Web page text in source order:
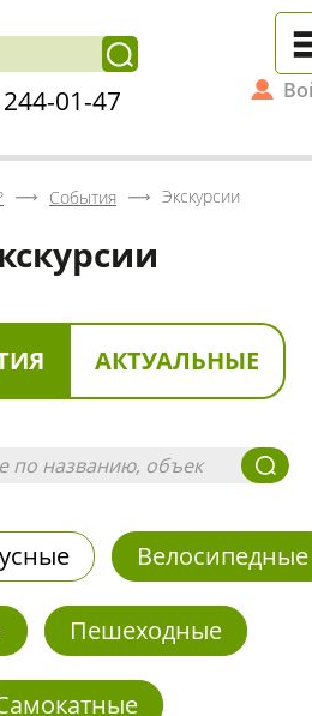
01-47
События Экскурсии
АКТУАЛЬНЫЕ
Велосипедные
Пешеходные